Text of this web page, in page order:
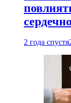
2 года спустя